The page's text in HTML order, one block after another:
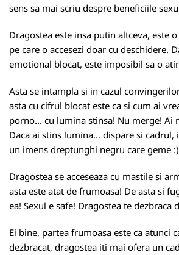
sens sa mai scriu despre beneficiile
Dragostea este insa putin altceva, este
pe care o accesezi doar cu deschidere.
emotional blocat, este imposibil sa o
Asta se intampla si in cazul
asta cu cifrul blocat este ca si cum ai
porno... cu lumina stinsa! Nu merge! Ai
Daca ai stins lumina... dispare si
un imens dreptunghi negru care geme
Dragostea se acceseaza cu mastile si
asta este atat de frumoasa! De asta si
ea! Sexul e safe! Dragostea te dezbraca
Ei bine, partea frumoasa este ca atunci
dezbracat, dragostea iti mai ofera un